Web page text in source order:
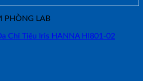
PHÒNG LAB
Chỉ Tiêu Iris HANNA HI801-02